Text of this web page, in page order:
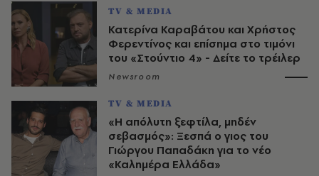
TV & MEDIA
Κατερίνα Καραβάτου και Χρήστος
Φερεντίνος και επίσημα στο τιμόνι
του «Στούντιο 4» - Δείτε το τρέιλερ
Newsroom
TV & MEDIA
«Η απόλυτη ξεφτίλα, μηδέν
σεβασμός»: Ξεσπά ο γιος του
Γιώργου Παπαδάκη για το νέο
«Καλημέρα Ελλάδα»